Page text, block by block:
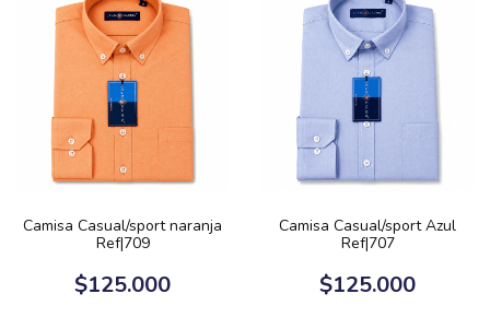
Camisa Casual/sport naranja
Ref|709
$125.000
Camisa Casual/sport Azul
Ref|707
$125.000